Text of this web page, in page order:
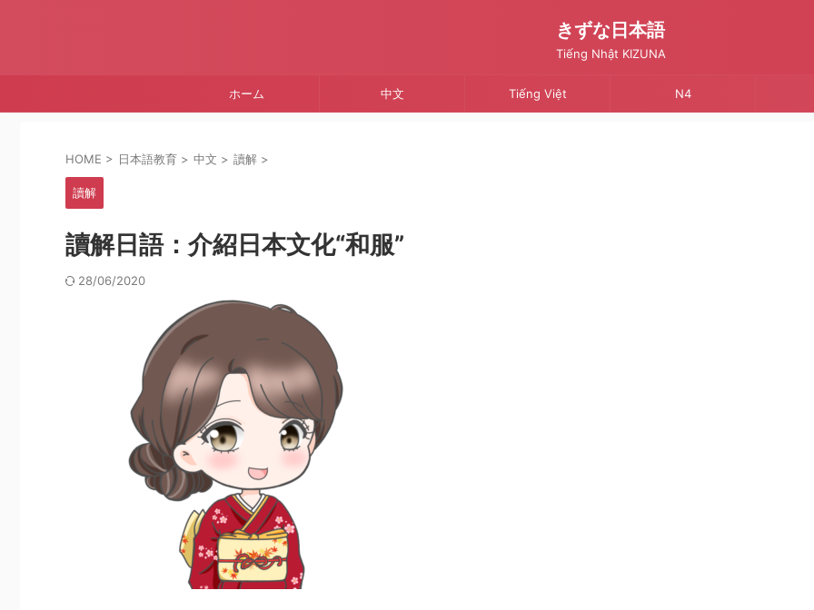
きずな日本語
Tiếng Nhật KIZUNA
ホーム 中文 Tiếng Việt N4
HOME > 日本語教育 > 中文 > 讀解 >
讀解
讀解日語：介紹日本文化“和服”
28/06/2020